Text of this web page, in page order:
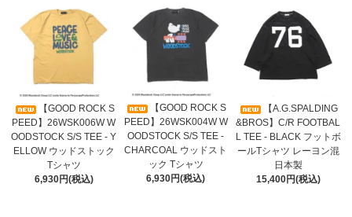
【GOOD ROCK S
PEED】26WSK006W W
OODSTOCK S/S TEE - Y
ELLOW ウッドストック
Tシャツ
6,930円(税込)
【GOOD ROCK S
PEED】26WSK004W W
OODSTOCK S/S TEE -
CHARCOAL ウッドスト
ック Tシャツ
6,930円(税込)
【A.G.SPALDING
&BROS】C/R FOOTBAL
L TEE - BLACK フットボ
ールTシャツ レーヨン混
日本製
15,400円(税込)